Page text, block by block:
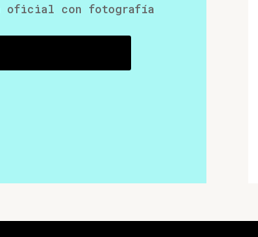
oficial con fotografía